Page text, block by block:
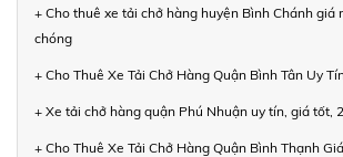
+ Cho thuê xe tải chở hàng huyện Bình Chánh giá
chóng
+ Cho Thuê Xe Tải Chở Hàng Quận Bình Tân Uy
+ Xe tải chở hàng quận Phú Nhuận uy tín, giá tốt,
+ Cho Thuê Xe Tải Chở Hàng Quận Bình Thạnh